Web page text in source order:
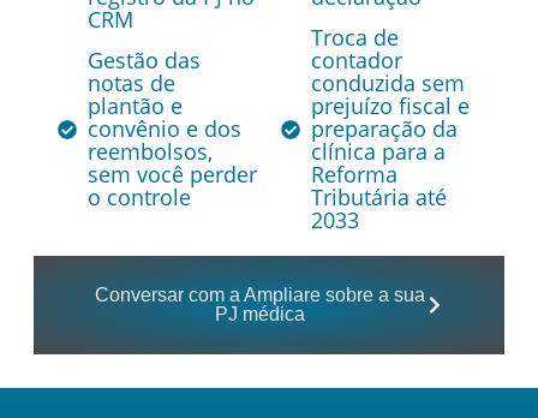
CRM
Gestão das
notas de
plantão e
convênio e dos
reembolsos,
sem você perder
o controle
Troca de
contador
conduzida sem
prejuízo fiscal e
preparação da
clínica para a
Reforma
Tributária até
2033
Conversar com a Ampliare sobre a sua
PJ médica